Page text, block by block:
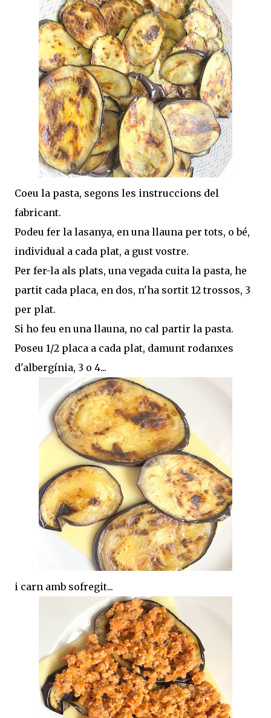
Coeu la pasta, segons les instruccions del
fabricant.
Podeu fer la lasanya, en una llauna per tots, o bé,
individual a cada plat, a gust vostre.
Per fer-la als plats, una vegada cuita la pasta, he
partit cada placa, en dos, n'ha sortit 12 trossos, 3
per plat.
Si ho feu en una llauna, no cal partir la pasta.
Poseu 1/2 placa a cada plat, damunt rodanxes
d'albergínia, 3 o 4...
i carn amb sofregit...